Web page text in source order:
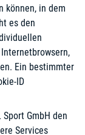
können, in dem
es den
Ein bestimmter
ID
GmbH den
Services